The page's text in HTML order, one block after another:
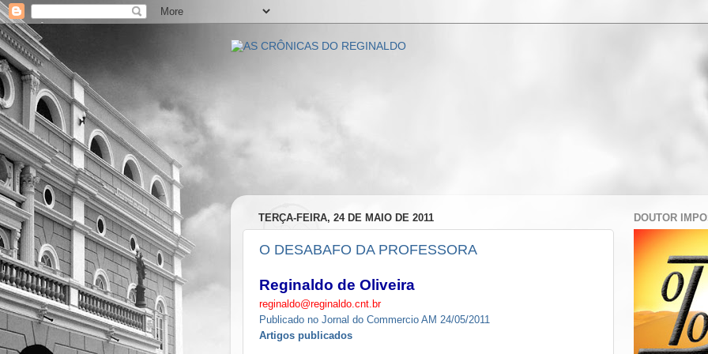
TERÇA-FEIRA, 24 DE MAIO DE 2011
O DESABAFO DA PROFESSORA
Reginaldo de Oliveira
reginaldo@reginaldo.cnt.br
Publicado no Jornal do Commercio AM 24/05/2011
Artigos publicados
DOUTOR